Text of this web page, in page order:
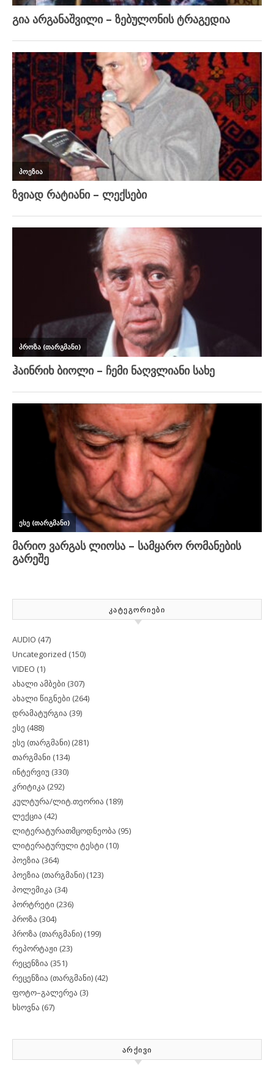
ᲙᲐᲢᲔᲒᲝᲠᲘᲔᲑᲘ
AUDIO (47)
Uncategorized (150)
VIDEO (1)
ახალი ამბები (307)
ახალი წიგნები (264)
დრამატურგია (39)
ესე (488)
ესე (თარგმანი) (281)
თარგმანი (134)
ინტერვიუ (330)
კრიტიკა (292)
კულტურა/ლიტ.თეორია (189)
ლექცია (42)
ლიტერატურათმცოდნეობა (95)
ლიტერატურული ტესტი (10)
პოეზია (364)
პოეზია (თარგმანი) (123)
პოლემიკა (34)
პორტრეტი (236)
პროზა (304)
პროზა (თარგმანი) (199)
რეპორტაჟი (23)
რეცენზია (351)
რეცენზია (თარგმანი) (42)
ფოტო–გალერეა (3)
ხსოვნა (67)
ᲐᲠᲥᲘᲕᲘ